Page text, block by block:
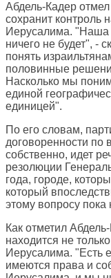
Абдель-Кадер
сохранит контроль
Иерусалима. "Наша
ничего не будет", -
понять
половинные
Насколько мы
единой
единицей".
По его словам,
договоренности по
собственно, идет
резолюции
года, городе,
который
этому вопросу пока
Как отметил
находится не
Иерусалима. "Есть
имеются права и